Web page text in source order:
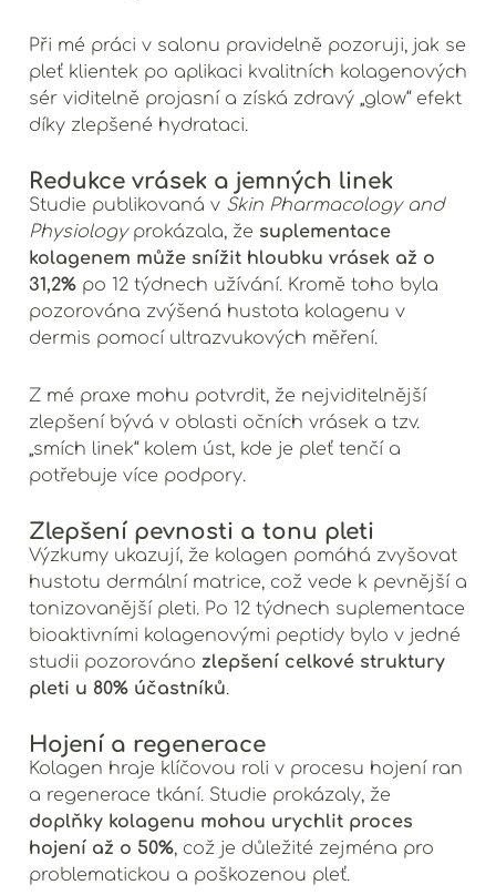
Při mé práci v salonu pravidelně pozoruji, jak se
pleť klientek po aplikaci kvalitních kolagenových
sér viditelně projasní a získá zdravý „glow“ efekt
díky zlepšené hydrataci.
Redukce vrásek a jemných linek
Studie publikovaná v Skin Pharmacology and
Physiologyprokázala, že suplementace
kolagenem může snížit hloubku vrásek až o
31,2%po 12 týdnech užívání. Kromě toho byla
pozorována zvýšená hustota kolagenu v
dermis pomocí ultrazvukových měření.
Z mé praxe mohu potvrdit, že nejviditelnější
zlepšení bývá v oblasti očních vrásek a tzv.
„smích linek“ kolem úst, kde je pleť tenčí a
potřebuje více podpory.
Zlepšení pevnosti a tonu pleti
Výzkumy ukazují, že kolagen pomáhá zvyšovat
hustotu dermální matrice, což vede k pevnější a
tonizovanější pleti. Po 12 týdnech suplementace
bioaktivními kolagenovými peptidy bylo v jedné
studii pozorováno zlepšení celkové struktury
pleti u 80% účastníků.
Hojení a regenerace
Kolagen hraje klíčovou roli v procesu hojení ran
a regenerace tkání. Studie prokázaly, že
doplňky kolagenu mohou urychlit proces
hojení až o 50%, což je důležité zejména pro
problematickou a poškozenou pleť.